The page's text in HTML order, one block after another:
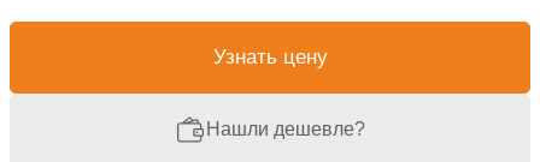
Узнать цену
Нашли дешевле?